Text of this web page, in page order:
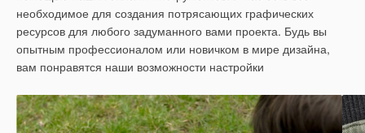
необходимое для создания потрясающих графических
ресурсов для любого задуманного вами проекта. Будь вы
опытным профессионалом или новичком в мире дизайна,
вам понравятся наши возможности настройки